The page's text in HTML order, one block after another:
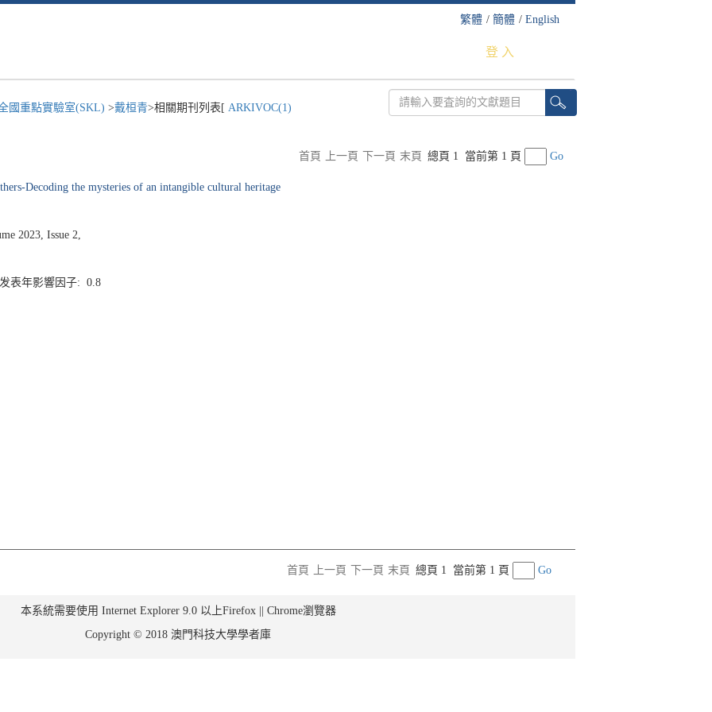
繁體 / 簡體 / English
登 入
國重點實驗室(SKL) >戴桓青>相關期刊列表[ ARKIVOC(1)
首頁 上一頁 下一頁 末頁 總頁 1 當前第 1 頁 Go
Decoding the mysteries of an intangible cultural heritage
2023, Issue 2,
表年影響因子: 0.8
首頁
上一頁 下一頁 末頁 總頁 1 當前第 1 頁 Go
本系統需要使用 Internet Explorer 9.0 以上Firefox || Chrome瀏覽器
Copyright © 2018 澳門科技大學學者庫